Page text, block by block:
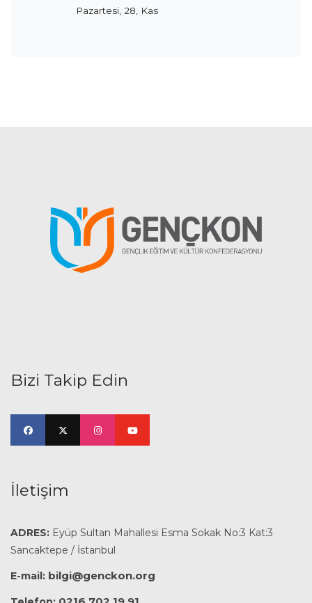
Pazartesi, 28, Kas
Bizi Takip Edin
İletişim
ADRES: Eyüp Sultan Mahallesi Esma Sokak No:3 Kat:3
Sancaktepe / İstanbul
E-mail: bilgi@genckon.org